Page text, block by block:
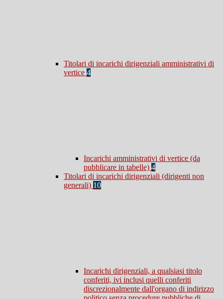
Titolari di incarichi dirigenziali amministrativi di
vertice 4
Incarichi amministrativi di vertice (da
pubblicare in tabelle) 4
Titolari di incarichi dirigenziali (dirigenti non
generali) 10
Incarichi dirigenziali, a qualsiasi titolo
conferiti, ivi inclusi quelli conferiti
discrezionalmente dall'organo di indirizzo